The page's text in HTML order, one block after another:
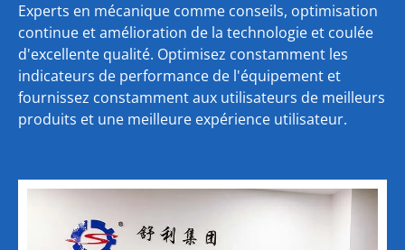
Experts en mécanique comme conseils, optimisation
continue et amélioration de la technologie et coulée
d'excellente qualité. Optimisez constamment les
indicateurs de performance de l'équipement et
fournissez constamment aux utilisateurs de meilleurs
produits et une meilleure expérience utilisateur.